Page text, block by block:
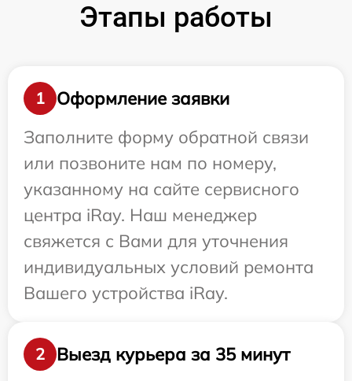
Этапы работы
1
Оформление заявки
Заполните форму обратной связи
или позвоните нам по номеру,
указанному на сайте сервисного
центра iRay. Наш менеджер
свяжется с Вами для уточнения
индивидуальных условий ремонта
Вашего устройства iRay.
2
Выезд курьера за 35 минут